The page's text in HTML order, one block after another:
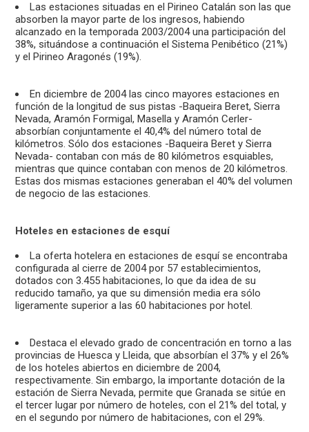
Las estaciones situadas en el Pirineo Catalán son las que
absorben la mayor parte de los ingresos, habiendo
alcanzado en la temporada 2003/2004 una participación del
38%, situándose a continuación el Sistema Penibético (21%)
y el Pirineo Aragonés (19%).
En diciembre de 2004 las cinco mayores estaciones en
función de la longitud de sus pistas -Baqueira Beret, Sierra
Nevada, Aramón Formigal, Masella y Aramón Cerler-
absorbían conjuntamente el 40,4% del número total de
kilómetros. Sólo dos estaciones -Baqueira Beret y Sierra
Nevada- contaban con más de 80 kilómetros esquiables,
mientras que quince contaban con menos de 20 kilómetros.
Estas dos mismas estaciones generaban el 40% del volumen
de negocio de las estaciones.
Hoteles en estaciones de esquí
La oferta hotelera en estaciones de esquí se encontraba
configurada al cierre de 2004 por 57 establecimientos,
dotados con 3.455 habitaciones, lo que da idea de su
reducido tamaño, ya que su dimensión media era sólo
ligeramente superior a las 60 habitaciones por hotel.
Destaca el elevado grado de concentración en torno a las
provincias de Huesca y Lleida, que absorbían el 37% y el 26%
de los hoteles abiertos en diciembre de 2004,
respectivamente. Sin embargo, la importante dotación de la
estación de Sierra Nevada, permite que Granada se sitúe en
el tercer lugar por número de hoteles, con el 21% del total, y
en el segundo por número de habitaciones, con el 29%.